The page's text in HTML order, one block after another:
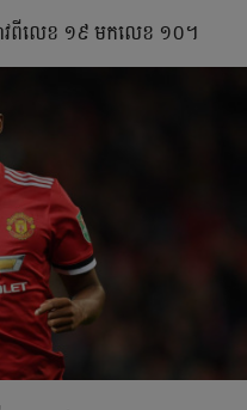
ាវ​ពី​លេខ ១៩ មក​លេខ ១០។